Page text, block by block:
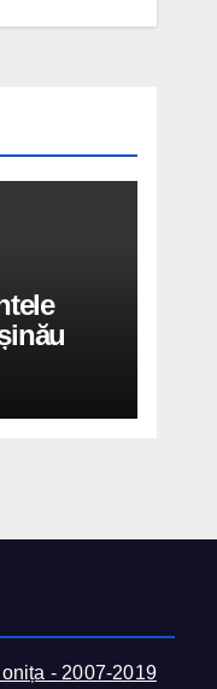
- 2007-2019